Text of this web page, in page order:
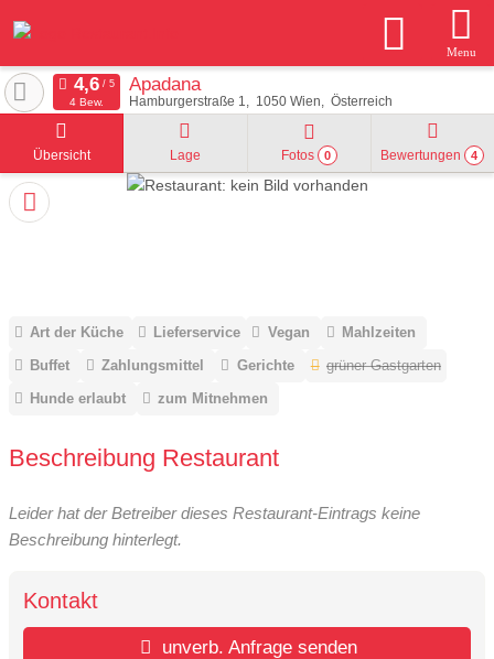
Menu
Apadana
Hamburgerstraße 1 1050 Wien Österreich
4 Bew.
Übersicht Lage Fotos 0 Bewertungen 4
Art der Küche Lieferservice Vegan
Mahlzeiten
Buffet
Zahlungsmittel Gerichte
grüner Gastgarten
Hunde erlaubt
zum Mitnehmen
Beschreibung Restaurant
Leider hat der Betreiber dieses Restaurant-Eintrags keine
Beschreibung hinterlegt.
Kontakt
unverb. Anfrage senden